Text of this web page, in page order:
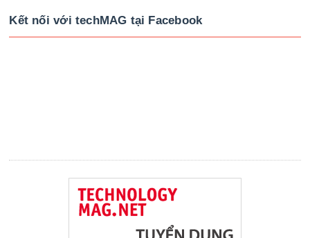
Kết nối với techMAG tại Facebook